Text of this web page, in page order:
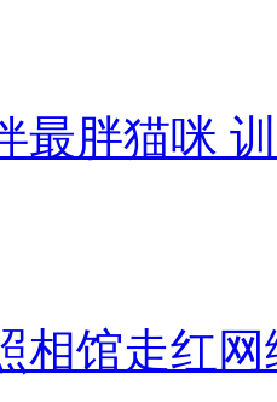
最胖猫咪
相馆走红网